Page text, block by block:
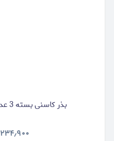
بذر کاسنی بسته 3 عددی مدل GPSH7L
۲۳۴٫۹۰۰